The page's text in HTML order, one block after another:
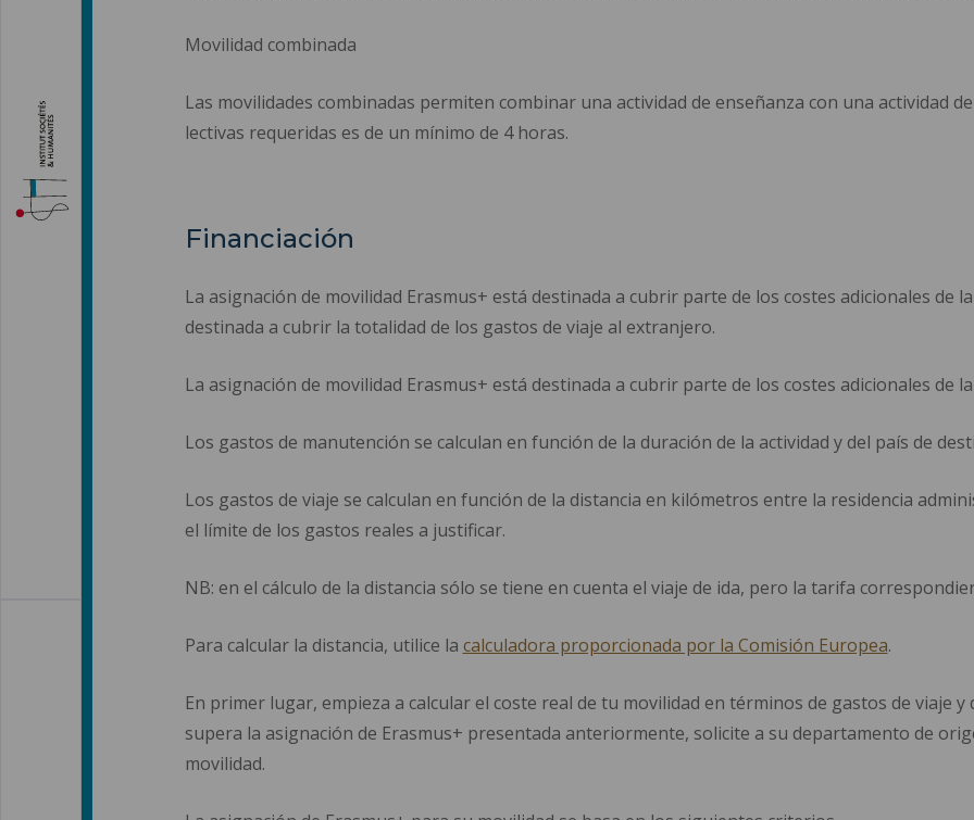
Movilidad combinada
Las movilidades combinadas permiten combinar una actividad de enseñanza con una actividad
lectivas requeridas es de un mínimo de 4 horas.
Financiación
La asignación de movilidad Erasmus+ está destinada a cubrir parte de los costes adicionales de
destinada a cubrir la totalidad de los gastos de viaje al extranjero.
La asignación de movilidad Erasmus+ está destinada a cubrir parte de los costes adicionales de
Los gastos de manutención se calculan en función de la duración de la actividad y del país de
Los gastos de viaje se calculan en función de la distancia en kilómetros entre la residencia
el límite de los gastos reales a justificar.
NB: en el cálculo de la distancia sólo se tiene en cuenta el viaje de ida, pero la tarifa
Para calcular la distancia, utilice la calculadora proporcionada por la Comisión Europea.
En primer lugar, empieza a calcular el coste real de tu movilidad en términos de gastos de viaje
supera la asignación de Erasmus+ presentada anteriormente, solicite a su departamento de
movilidad.